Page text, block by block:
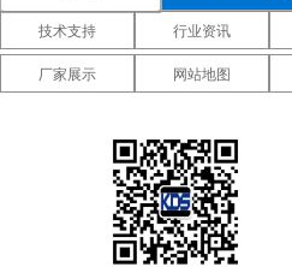
IDT晶振 微
高利奇晶振
美国拉隆晶
振
美
工
美国 美
技术支持 行业资讯
厂家展示 网站地图